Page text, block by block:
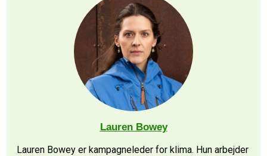
Lauren Bowey
Lauren Bowey er kampagneleder for klima. Hun arbejder